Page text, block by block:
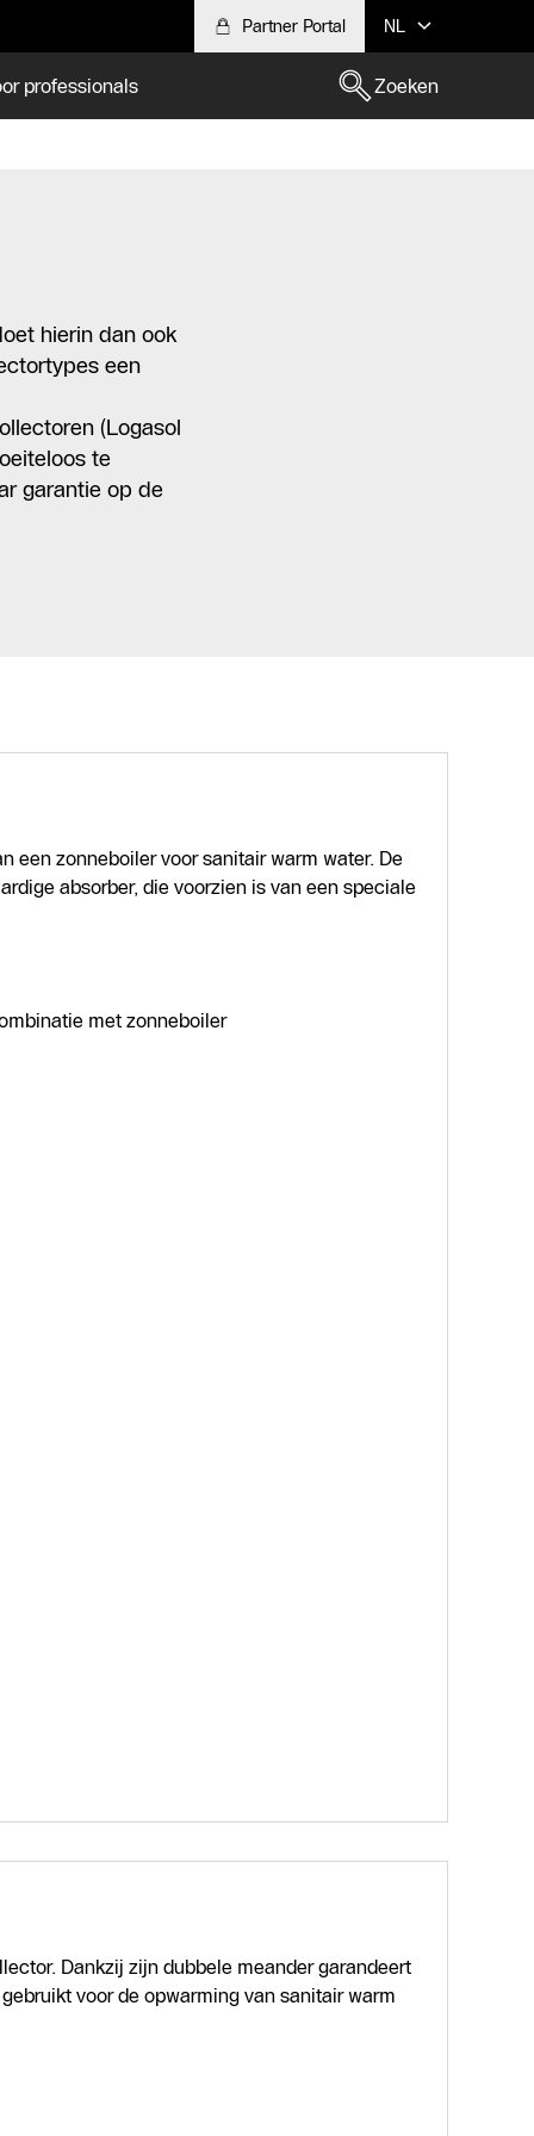
Partner Portal NL
professionals
Zoeken
hierin dan ook
een
(Logasol
te
garantie op de
een zonneboiler voor sanitair warm water. De
absorber, die voorzien is van een speciale
met zonneboiler
Dankzij zijn dubbele meander garandeert
voor de opwarming van sanitair warm